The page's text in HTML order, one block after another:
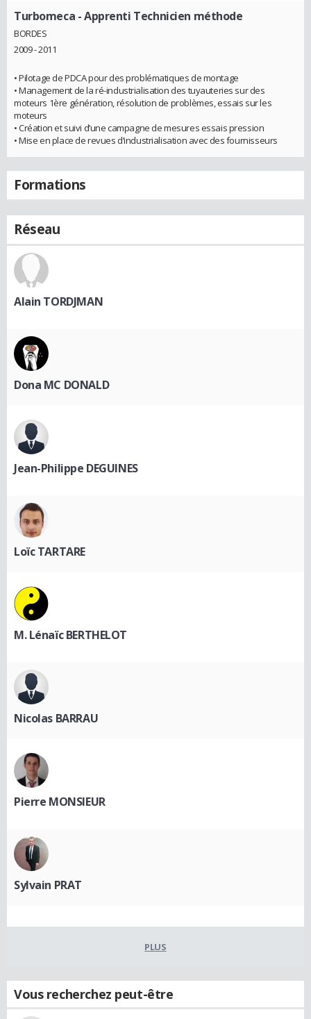
Turbomeca - Apprenti Technicien méthode
BORDES
2009 - 2011
• Pilotage de PDCA pour des problématiques de montage
• Management de la ré-industrialisation des tuyauteries sur des
moteurs 1ère génération, résolution de problèmes, essais sur les
moteurs
• Création et suivi d’une campagne de mesures essais pression
• Mise en place de revues d’industrialisation avec des fournisseurs
Formations
Réseau
Alain TORDJMAN
Dona MC DONALD
Jean-Philippe DEGUINES
Loïc TARTARE
M. Lénaïc BERTHELOT
Nicolas BARRAU
Pierre MONSIEUR
Sylvain PRAT
PLUS
Vous recherchez peut-être